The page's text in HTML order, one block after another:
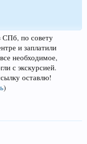
СПб, по совету
и заплатили
необходимое,
с экскурсией.
оставлю!
)